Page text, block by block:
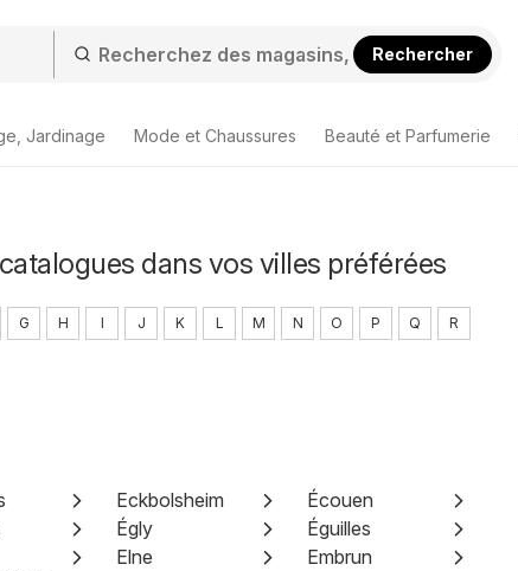
Rechercher
Jardinage Mode et Chaussures Beauté et Parfumerie
dans vos villes préférées
G H I J K L M N O P Q R
Eckbolsheim
Écouen
Égly
Éguilles
Elne
Embrun